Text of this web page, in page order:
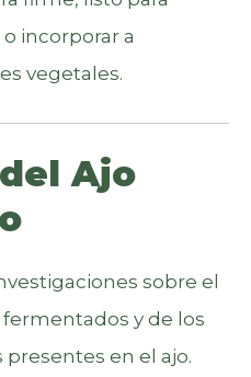
incorporar a
vegetales.
Ajo
sobre el
y de los
en el ajo.